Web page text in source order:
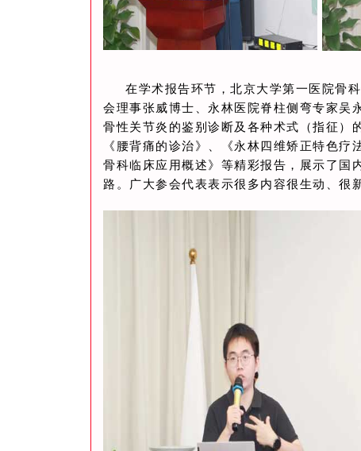
在学术报告环节，北京大学第一医院骨
会理事张威博士、永林医院脊柱侧弯专家吴
骨性关节炎的鉴别诊断及各种术式（指征）
《腰背痛的诊治》、《永林四维矫正特色
骨科临床应用概述》等精彩报告，展示了国
路。广大参会代表表示很多内容很生动、很